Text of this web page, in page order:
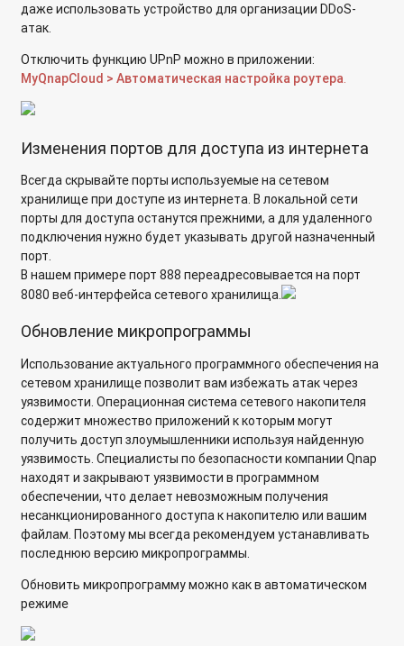
Почему после создания тома хранения его емкость
Как увеличить объем созданного iSCSI-диска на
устройствах QNAP с микропрограммой QTS?
рабочей среде Windows?
Настройка службы динамического DNS на микропрограмме
QTS
Какие номера портов используются в сетевых накопителях
QNAP?
Подключение сторонних репозиториев приложений на
сетевом хранилище QNAP
Первичная инициализация сетевого накопителя QNAP
Создание SSH-ключей с помощью Putty для подключения к
сетевому хранилищу Qnap по SSH без пароля
Как включить Python3 после установки приложения?
Как посмотреть и изменить версию SMB через SSH?
Как сделать резервную копию настроек QVR Pro если
приложение не открывается?
Для чего сетевое хранилище резервирует место?
удаленный доступ по портам на QNAP Turbo NAS?
даже использовать устройство для организации DDoS-
атак.
Отключить функцию UPnP можно в приложении:
MyQnapCloud > Автоматическая настройка роутера.
Изменения портов для доступа из интернета
Всегда скрывайте порты используемые на сетевом
хранилище при доступе из интернета. В локальной сети
порты для доступа останутся прежними, а для удаленного
подключения нужно будет указывать другой назначенный
порт.
В нашем примере порт 888 переадресовывается на порт
8080 веб-интерфейса сетевого хранилища.
Обновление микропрограммы
Использование актуального программного обеспечения на
сетевом хранилище позволит вам избежать атак через
уязвимости. Операционная система сетевого накопителя
содержит множество приложений к которым могут
получить доступ злоумышленники используя найденную
уязвимость. Специалисты по безопасности компании Qnap
находят и закрывают уязвимости в программном
обеспечении, что делает невозможным получения
несанкционированного доступа к накопителю или вашим
файлам. Поэтому мы всегда рекомендуем устанавливать
последнюю версию микропрограммы.
Обновить микропрограмму можно как в автоматическом
режиме